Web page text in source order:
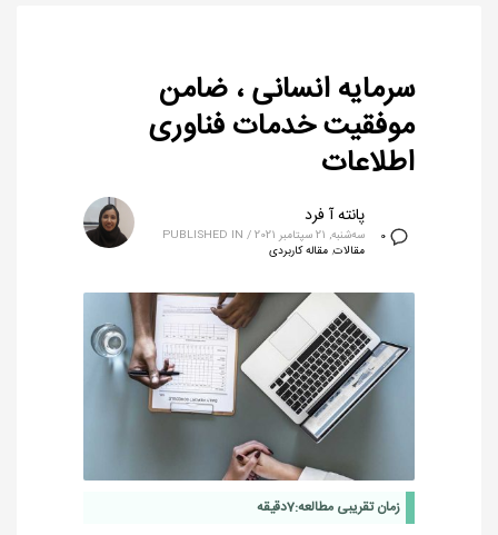
سرمایه انسانی ، ضامن
موفقیت خدمات فناوری
اطلاعات
0
پانته آ فرد
سه‌شنبه, 21 سپتامبر 2021 /
PUBLISHED IN
مقالات, مقاله کاربردی
زمان تقریبی مطالعه:7دقیقه